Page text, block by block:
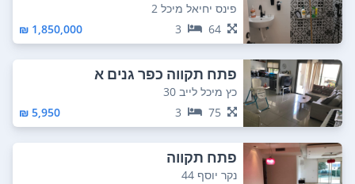
פינס יחיאל מיכל 2
64
3
1,850,000 ₪
פתח תקווה כפר גנים א
כץ מיכל לייב 30
75
3
5,950 ₪
פתח תקווה
נקר יוסף 44